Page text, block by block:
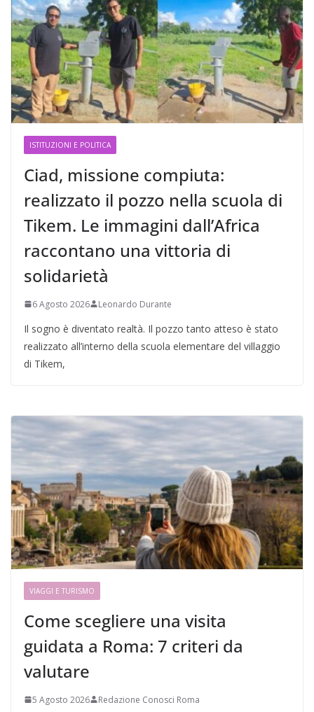
ISTITUZIONI E POLITICA
Ciad, missione compiuta:
realizzato il pozzo nella scuola di
Tikem. Le immagini dall’Africa
raccontano una vittoria di
solidarietà
6 Agosto 2026 Leonardo Durante
Il sogno è diventato realtà. Il pozzo tanto atteso è stato
realizzato all’interno della scuola elementare del villaggio
di Tikem,
VIAGGI E TURISMO
Come scegliere una visita
guidata a Roma: 7 criteri da
valutare
5 Agosto 2026 Redazione Conosci Roma